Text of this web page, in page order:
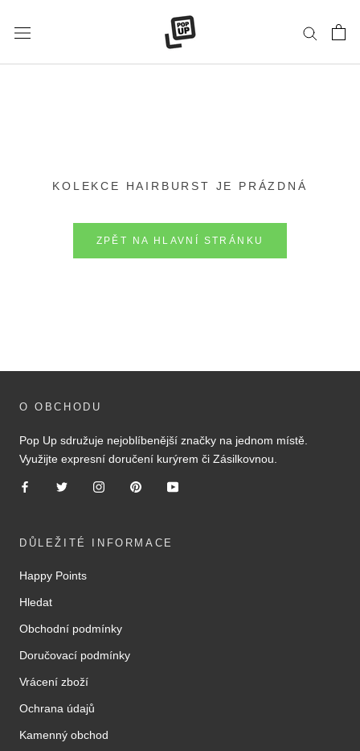
KOLEKCE HAIRBURST JE PRÁZDNÁ
ZPĚT NA HLAVNÍ STRÁNKU
O OBCHODU
Pop Up sdružuje nejoblíbenější značky na jednom místě.
Využijte expresní doručení kurýrem či Zásilkovnou.
DŮLEŽITÉ INFORMACE
Happy Points
Hledat
Obchodní podmínky
Doručovací podmínky
Vrácení zboží
Ochrana údajů
Kamenný obchod